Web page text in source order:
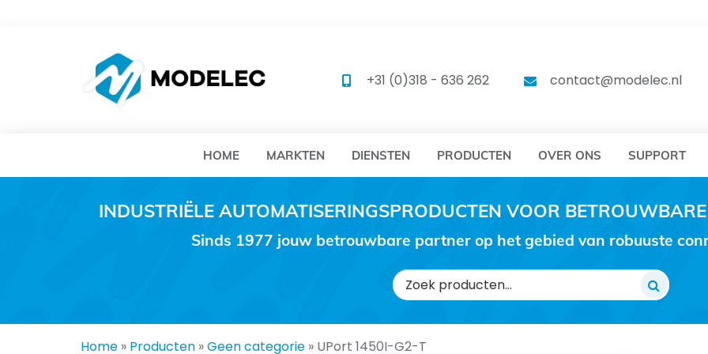
MODELEC MODELEC
+31 (0)318 - 636 262 contact@modelec.nl
HOME MARKTEN DIENSTEN PRODUCTEN OVER ONS SUPPORT
INDUSTRIËLE AUTOMATISERINGSPRODUCTEN VOOR
Sinds 1977 jouw betrouwbare partner op het gebied van robuuste
Zoeken
naar:
Home » Producten »Geen categorie » UPort 1450I-G2-T